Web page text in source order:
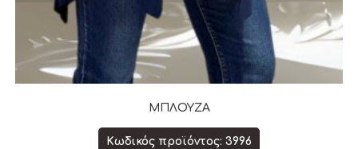
ΜΠΛΟΥΖΑ
Κωδικός προϊόντος: 3996